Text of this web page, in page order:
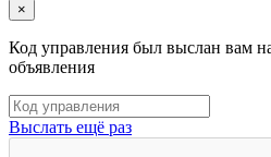
×
Код управления был выслан вам
объявления
Выслать ещё раз